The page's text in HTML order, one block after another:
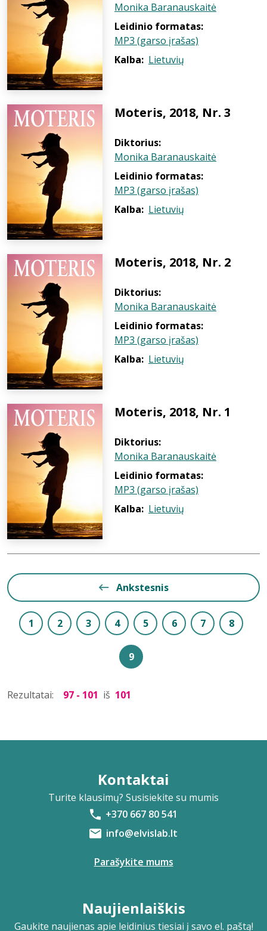
Monika Baranauskaitė
Leidinio formatas:
MP3 (garso įrašas)
Kalba: Lietuvių
Moteris, 2018, Nr. 3
Diktorius:
Monika Baranauskaitė
Leidinio formatas:
MP3 (garso įrašas)
Kalba: Lietuvių
Moteris, 2018, Nr. 2
Diktorius:
Monika Baranauskaitė
Leidinio formatas:
MP3 (garso įrašas)
Kalba: Lietuvių
Moteris, 2018, Nr. 1
Diktorius:
Monika Baranauskaitė
Leidinio formatas:
MP3 (garso įrašas)
Kalba: Lietuvių
Ankstesnis
1 2 3 4 5 6 7 8
9
Rezultatai: 97 - 101 iš 101
Kontaktai
Turite klausimų? Susisiekite su mumis
+370 667 80 541
info@elvislab.lt
Parašykite mums
Naujienlaiškis
Gaukite naujienas apie leidinius tiesiai į savo el. paštą!